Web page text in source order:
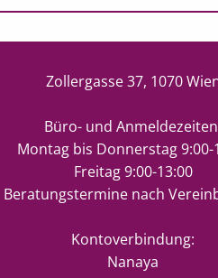
Zollergasse 37, 1070
Büro- und
Montag bis Donnerstag 9:00-
Freitag 9:00-13:00
Beratungstermine nach
Kontoverbindung:
Nanaya